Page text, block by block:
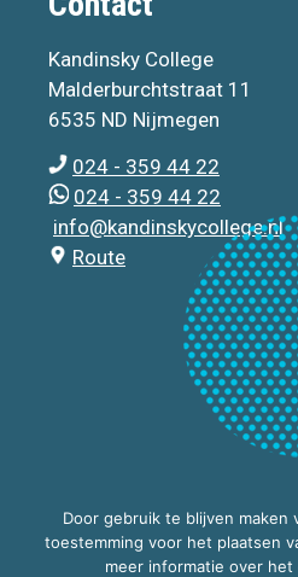
Kandinsky College
Malderburchtstraat 11
6535 ND Nijmegen
024 - 359 44 22
024 - 359 44 22
info@kandinskycollege.nl
Route
Door gebruik te blijven
toestemming voor het plaatsen
meer informatie over